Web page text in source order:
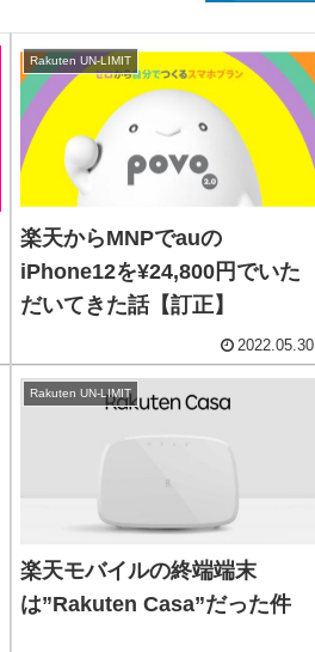
Rakuten UN-LIMIT
楽天からMNPでauの
iPhone12を¥24,800円でいた
だいてきた話【訂正】
2022.05.30
Rakuten UN-LIMIT
楽天モバイルの終端端末
は”Rakuten Casa”だった件